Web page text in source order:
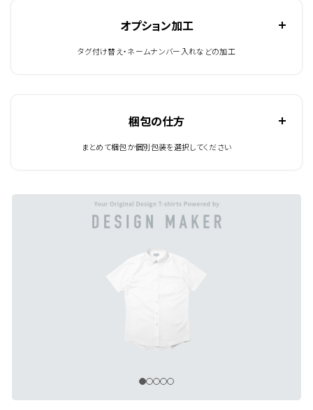
オプション加工
タグ付け替え・ネームナンバー入れなどの加工
梱包の仕方
まとめて梱包か個別包装を選択してください